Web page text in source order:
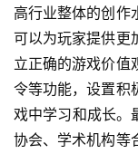
高行业整体的创作
可以为玩家提供更
立正确的游戏价值
令等功能，设置积
戏中学习和成长。
协会、学术机构等